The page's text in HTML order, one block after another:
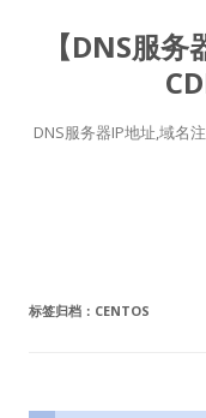
【DNS服
DNS服务器IP地址,域名
标签归档： CENTOS